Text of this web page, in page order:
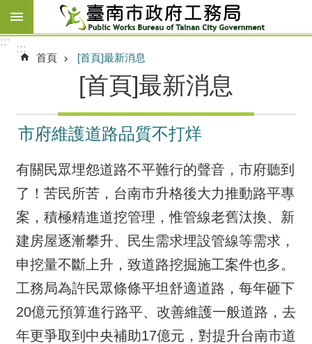
跳到主要內容區塊
:::
:::
首頁 [首頁]最新消息
[首頁]最新消息
市府維護道路品質不打烊
有關民眾埋怨道路不平難行的聲音，市府聽到
了！苦民所苦，台南市升格後大力推動路平專
案，積極精進道挖管理，惟管線老舊汰換、新
建房屋逐漸攀升、民生需求埋設管線等需求，
申挖量不斷上升，致道路挖掘施工案件也多。
工務局為許民眾條條平坦舒適道路，每年砸下
20億元預算進行路平、改善維護一般道路，去
年更爭取到中央補助17億元，對提升台南市道